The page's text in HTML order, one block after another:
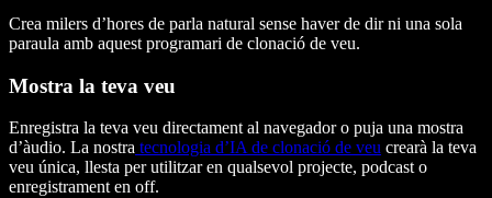
Crea milers d’hores de parla natural sense haver de dir ni una sola
paraula amb aquest programari de clonació de veu.
Mostra la teva veu
Enregistra la teva veu directament al navegador o puja una mostra
d’àudio. La nostra tecnologia d’IA de clonació de veu crearà la teva
veu única, llesta per utilitzar en qualsevol projecte, podcast o
enregistrament en off.